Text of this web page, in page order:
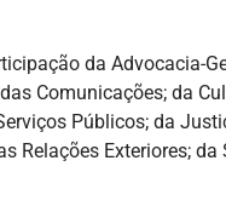
da Advocacia-
Comunicações; da
Públicos; da
Relações Exteriores; da